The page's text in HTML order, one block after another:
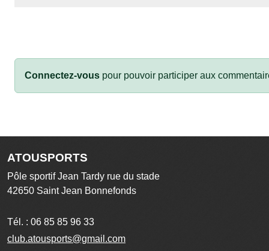
Connectez-vous pour pouvoir participer aux
ATOUSPORTS
Pôle sportif Jean Tardy rue du stade
42650 Saint Jean Bonnefonds
Tél. : 06 85 85 96 33
club.atousports@gmail.com